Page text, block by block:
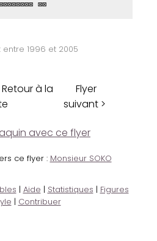
⊠⊠
entre 1996 et 2005
Retour à la
Flyer
suivant >
avec ce flyer
ce flyer : Monsieur SOKO
| Aide | Statistiques | Figures
| Contribuer